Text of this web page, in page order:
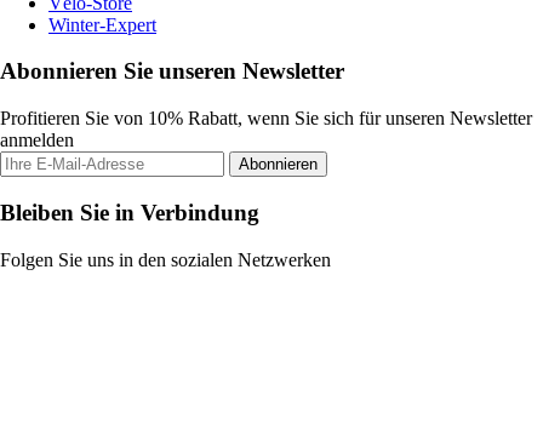
Winter-Expert
Abonnieren Sie unseren Newsletter
Profitieren Sie von 10% Rabatt, wenn Sie sich für unseren Newsletter
anmelden
Abonnieren
Bleiben Sie in Verbindung
Folgen Sie uns in den sozialen Netzwerken